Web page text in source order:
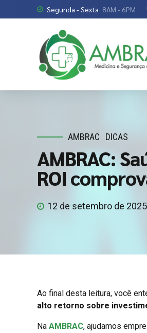
Segunda - Sexta 8AM - 6PM
AMBRAC DICAS
AMBRAC:
ROI
12 de setembro de 2025
Ao final desta leitura, você
alto retorno sobre
Na AMBRAC, ajudamos